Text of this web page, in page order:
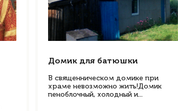
Домик для батюшки
В священническом домике при
храме невозможно жить!Домик
пеноблочный, холодный и...